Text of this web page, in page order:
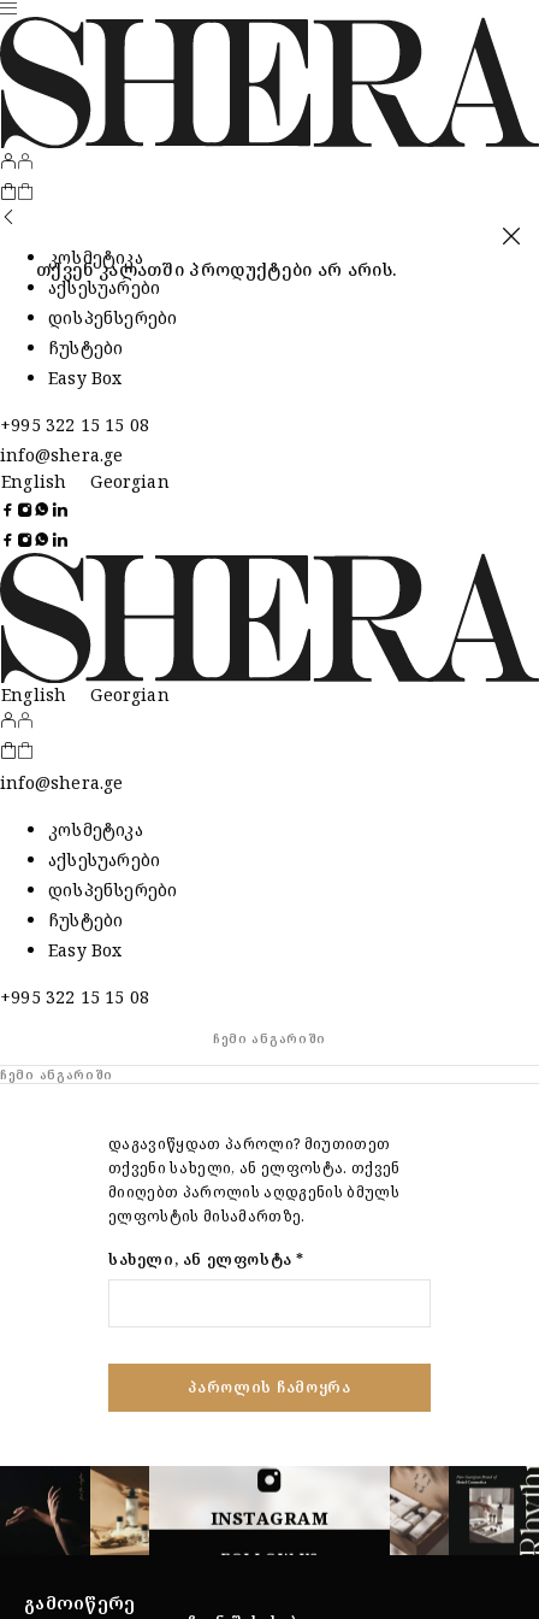
თქვენ კალათში პროდუქტები არ არის.
კოსმეტიკა
აქსესუარები
დისპენსერები
ჩუსტები
Easy Box
+995 322 15 15 08
info@shera.ge
English
Georgian
English Georgian
info@shera.ge
კოსმეტიკა
აქსესუარები
დისპენსერები
ჩუსტები
Easy Box
+995 322 15 15 08
ᲩᲔᲛᲘ ᲐᲜᲒᲐᲠᲘᲨᲘ
ᲩᲔᲛᲘ ᲐᲜᲒᲐᲠᲘᲨᲘ
დაგავიწყდათ პაროლი? მიუთითეთ
თქვენი სახელი, ან ელფოსტა. თქვენ
მიიღებთ პაროლის აღდგენის ბმულს
ელფოსტის მისამართზე.
ᲡᲐᲮᲔᲚᲘ, ᲐᲜ ᲔᲚᲤᲝᲡᲢᲐ*
ᲞᲐᲠᲝᲚᲘᲡ ᲩᲐᲛᲝᲧᲠᲐ
INSTAGRAM
FOLLOW US
ᲒᲐᲛᲝᲘᲬᲔᲠᲔ